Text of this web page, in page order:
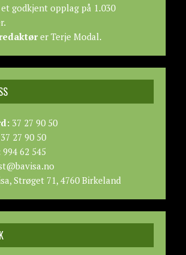
godkjent opplag på 1.030
er Terje Modal.
37 27 90 50
27 90 50
994 62 545
Strøget 71, 4760 Birkeland